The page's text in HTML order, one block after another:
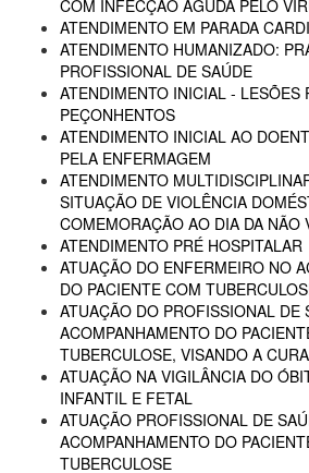
COM INFECÇÃO AGUDA PELO
ATENDIMENTO EM PARADA
ATENDIMENTO HUMANIZADO:
PROFISSIONAL DE SAÚDE
ATENDIMENTO INICIAL - LESÕES
PEÇONHENTOS
ATENDIMENTO INICIAL AO
PELA ENFERMAGEM
ATENDIMENTO
SITUAÇÃO DE VIOLÊNCIA
COMEMORAÇÃO AO DIA DA NÃO
ATENDIMENTO PRÉ HOSPITALAR
ATUAÇÃO DO ENFERMEIRO NO
DO PACIENTE COM
ATUAÇÃO DO PROFISSIONAL DE
ACOMPANHAMENTO DO
TUBERCULOSE, VISANDO A
ATUAÇÃO NA VIGILÂNCIA DO
INFANTIL E FETAL
ATUAÇÃO PROFISSIONAL DE
ACOMPANHAMENTO DO
TUBERCULOSE